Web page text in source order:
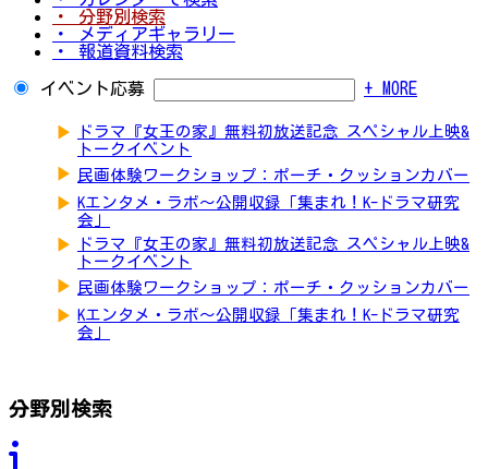
・ 分野別検索
・ メディアギャラリー
・ 報道資料検索
イベント応募 + MORE
▶
ドラマ『女王の家』無料初放送記念 スペシャル上映&
トークイベント
▶ 民画体験ワークショップ：ポーチ・クッションカバー
▶ Kエンタメ・ラボ～公開収録「集まれ！K-ドラマ研究
会」
▶
ドラマ『女王の家』無料初放送記念 スペシャル上映&
トークイベント
▶ 民画体験ワークショップ：ポーチ・クッションカバー
▶ Kエンタメ・ラボ～公開収録「集まれ！K-ドラマ研究
会」
分野別検索